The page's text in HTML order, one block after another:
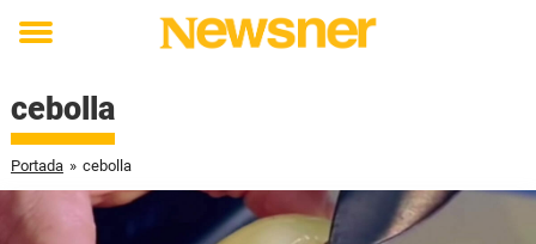
Toggle
cebolla
Portada » cebolla